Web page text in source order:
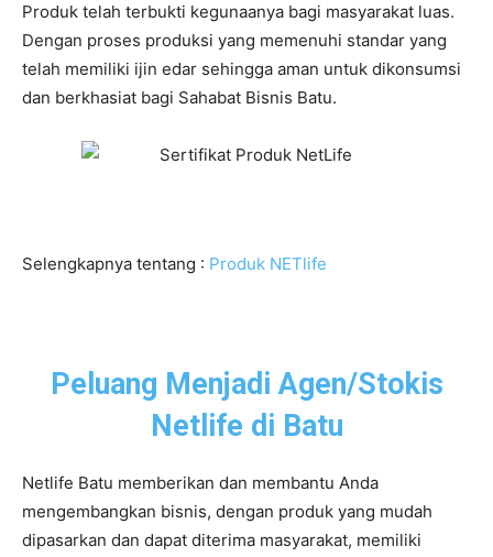
Produk telah terbukti kegunaanya bagi masyarakat luas.
Dengan proses produksi yang memenuhi standar yang
telah memiliki ijin edar sehingga aman untuk dikonsumsi
dan berkhasiat bagi Sahabat Bisnis Batu.
Selengkapnya tentang : Produk NETlife
Peluang Menjadi Agen/Stokis
Netlife di Batu
Netlife Batu memberikan dan membantu Anda
mengembangkan bisnis, dengan produk yang mudah
dipasarkan dan dapat diterima masyarakat, memiliki